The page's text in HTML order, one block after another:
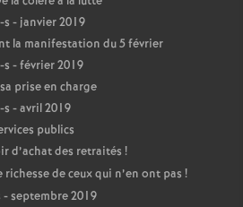
- janvier 2019
la manifestation du 5 février
- février 2019
prise en charge
- avril 2019
publics
d’achat des retraités !
richesse de ceux qui n’en ont pas !
septembre 2019